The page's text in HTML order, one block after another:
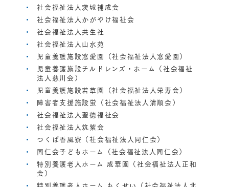
社会福祉法人茨城補成会
社会福祉法人かがやけ福祉会
社会福祉法人共生社
社会福祉法人山水苑
児童養護施設窓愛園（社会福祉法人窓愛園）
児童養護施設チルドレンズ・ホーム（社会福祉
法人慈川会）
児童養護施設若草園（社会福祉法人栄寿会）
障害者支援施設蛍（社会福祉法人清順会）
社会福祉法人聖徳福祉会
社会福祉法人筑紫会
つくば香風寮（社会福祉法人同仁会）
同仁会子どもホーム（社会福祉法人同仁会）
特別養護老人ホーム 成華園（社会福祉法人正和
会）
特別養護老人ホーム もくせい（社会福祉法人北